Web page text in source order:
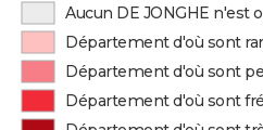
Aucun DE JONGHE n'est
Département d'où sont
Département d'où sont
Département d'où sont